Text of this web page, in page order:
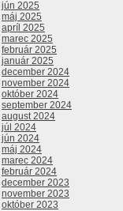
jún 2025
máj 2025
apríl 2025
marec 2025
február 2025
január 2025
december 2024
november 2024
október 2024
september 2024
august 2024
júl 2024
jún 2024
máj 2024
marec 2024
február 2024
december 2023
november 2023
október 2023